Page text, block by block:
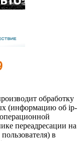
обработку
(информацию об ip-
переадресации на
в